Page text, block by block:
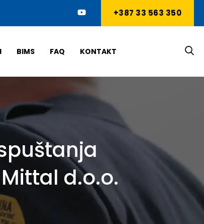
+387 33 563 350
BIMS FAQ KONTAKT
d.o.o.